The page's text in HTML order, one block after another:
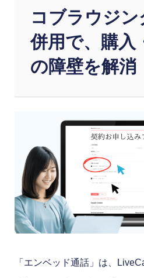
コブラウジ
併用で、購入
の障壁を解消
「エンベッド通話」は、